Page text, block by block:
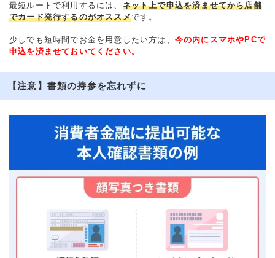
最短ルートで利用するには、 ネット上で申込を済ませてから店舗
でカード発行するのがオススメです。
少しでも短時間でお金を用意したい方は、 今の内にスマホやPCで
申込を済ませておいてください。
【注意】書類の持参を忘れずに